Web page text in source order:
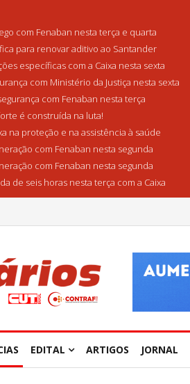
com Fenaban nesta terça e quarta
para renovar aditivo ao Santander
específicas com a Caixa nesta sexta
com Ministério da Justiça nesta sexta
com Fenaban nesta terça
é construída na luta!
na proteção e na assistência à saúde
com Fenaban nesta segunda
com Fenaban nesta segunda
de seis horas nesta terça com a Caixa
EDITAL ARTIGOS JORNAL